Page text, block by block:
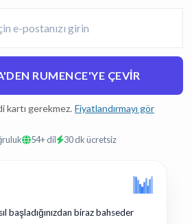
RUMENCE'YE ÇEVIR
kartı gerekmez. Fiyatlandırmayı gör
54+ dil 30 dk ücretsiz
başladığınızdan biraz bahseder